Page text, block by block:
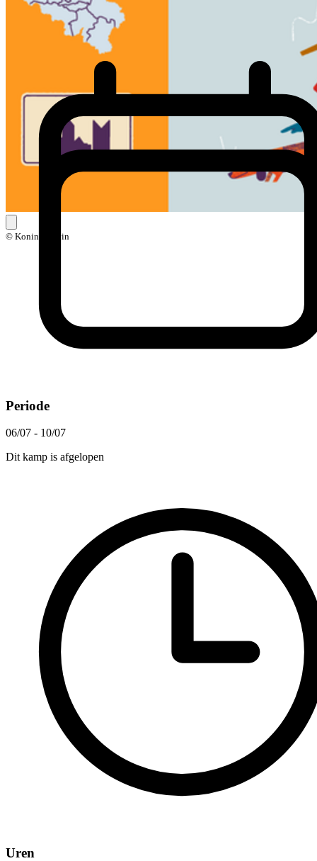
© Koning Kevin
Periode
06/07 - 10/07
Dit kamp is afgelopen
Uren